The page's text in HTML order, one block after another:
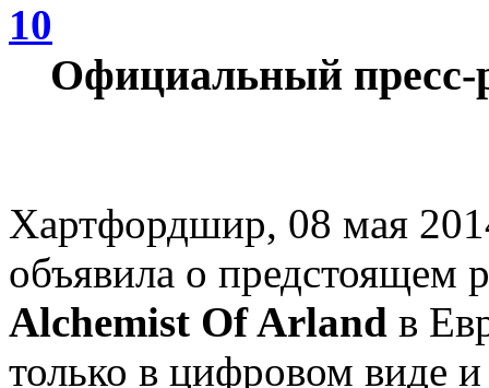
10
Официальный пресс-
Хартфордшир, 08 мая
объявила о предстоящем
Alchemist Of Arland в
только в цифровом виде